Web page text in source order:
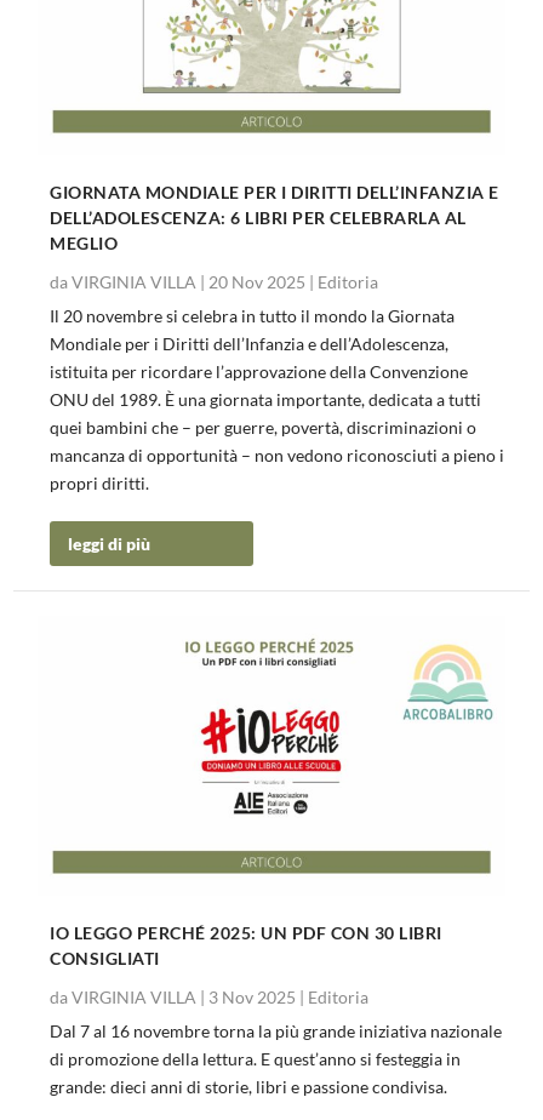
GIORNATA MONDIALE PER I DIRITTI DELL’INFANZIA E
DELL’ADOLESCENZA: 6 LIBRI PER CELEBRARLA AL
MEGLIO
daVIRGINIA VILLA | 20 Nov 2025 | Editoria
Il 20 novembre si celebra in tutto il mondo la Giornata
Mondiale per i Diritti dell’Infanzia e dell’Adolescenza,
istituita per ricordare l’approvazione della Convenzione
ONU del 1989. È una giornata importante, dedicata a tutti
quei bambini che – per guerre, povertà, discriminazioni o
mancanza di opportunità – non vedono riconosciuti a pieno i
propri diritti.
leggi di più
IO LEGGO PERCHÉ 2025: UN PDF CON 30 LIBRI
CONSIGLIATI
daVIRGINIA VILLA | 3 Nov 2025 | Editoria
Dal 7 al 16 novembre torna la più grande iniziativa nazionale
di promozione della lettura. E quest’anno si festeggia in
grande: dieci anni di storie, libri e passione condivisa.